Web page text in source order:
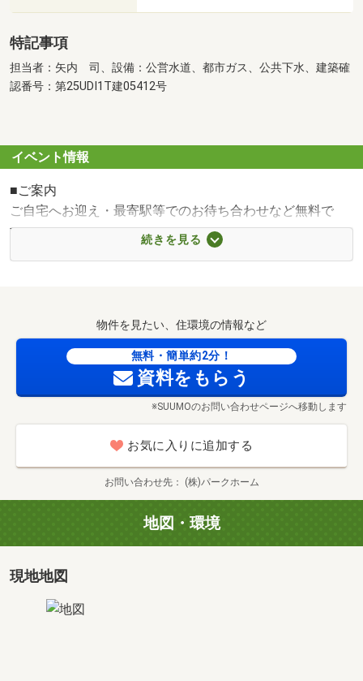
特記事項
担当者：矢内 司、設備：公営水道、都市ガス、公共下水、建築確
認番号：第25UDI1T建05412号
イベント情報
■ご案内
ご自宅へお迎え・最寄駅等でのお待ち合わせなど無料で
す！ご相談下さい。
■中国語が話せるスタッフがいます
■キッズスペースあります
■住み替えのご相談も！
続きを見る
物件を見たい、住環境の情報など
無料・簡単約2分！
資料をもらう
※SUUMOのお問い合わせページへ移動します
お気に入りに追加する
お問い合わせ先 (株)パークホーム
地図・環境
現地地図